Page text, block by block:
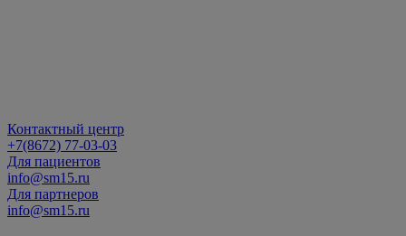
Контактный центр
+7(8672) 77-03-03
Для пациентов
info@sm15.ru
Для партнеров
info@sm15.ru